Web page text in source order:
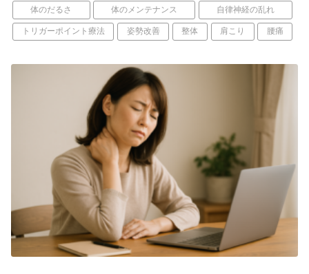
体のだるさ 体のメンテナンス 自律神経の乱れ
トリガーポイント療法 姿勢改善 整体 肩こり 腰痛